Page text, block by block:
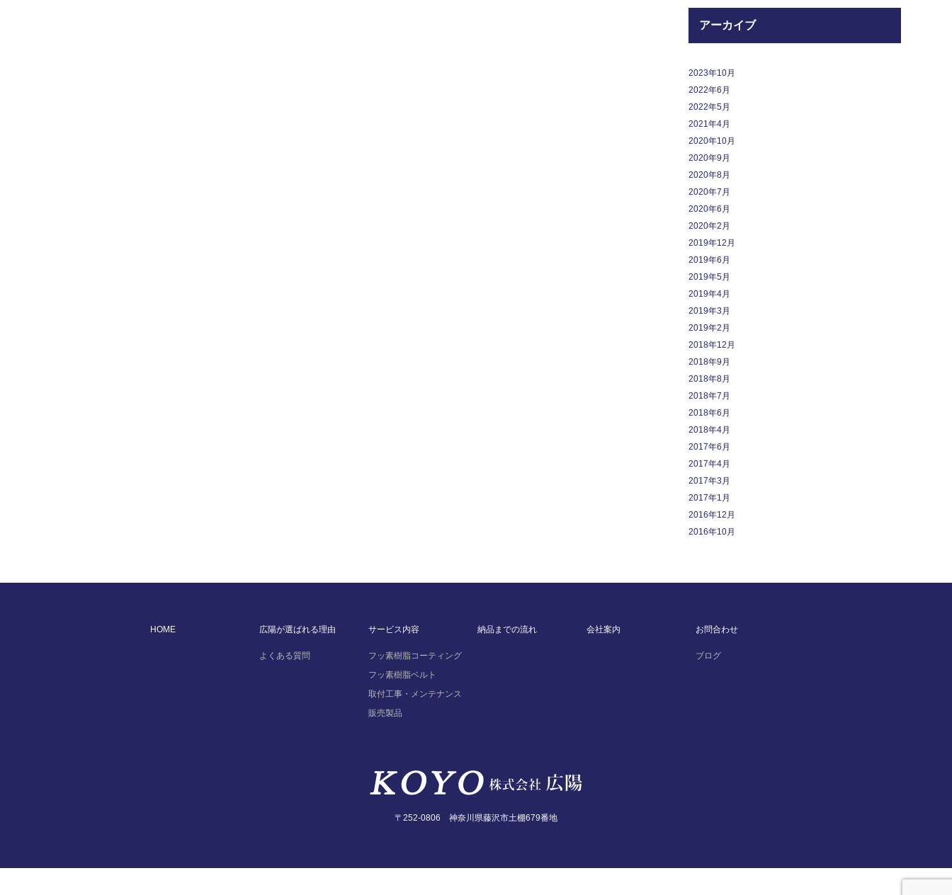
アーカイブ
2023年10月
2022年6月
2022年5月
2021年4月
2020年10月
2020年9月
2020年8月
2020年7月
2020年6月
2020年2月
2019年12月
2019年6月
2019年5月
2019年4月
2019年3月
2019年2月
2018年12月
2018年9月
2018年8月
2018年7月
2018年6月
2018年4月
2017年6月
2017年4月
2017年3月
2017年1月
2016年12月
2016年10月
HOME 広陽が選ばれる理由
よくある質問
サービス内容
フッ素樹脂コーティング
フッ素樹脂ベルト
取付工事・メンテナンス
販売製品
納品までの流れ 会社案内 お問合わせ
ブログ
〒252-0806 神奈川県藤沢市土棚679番地